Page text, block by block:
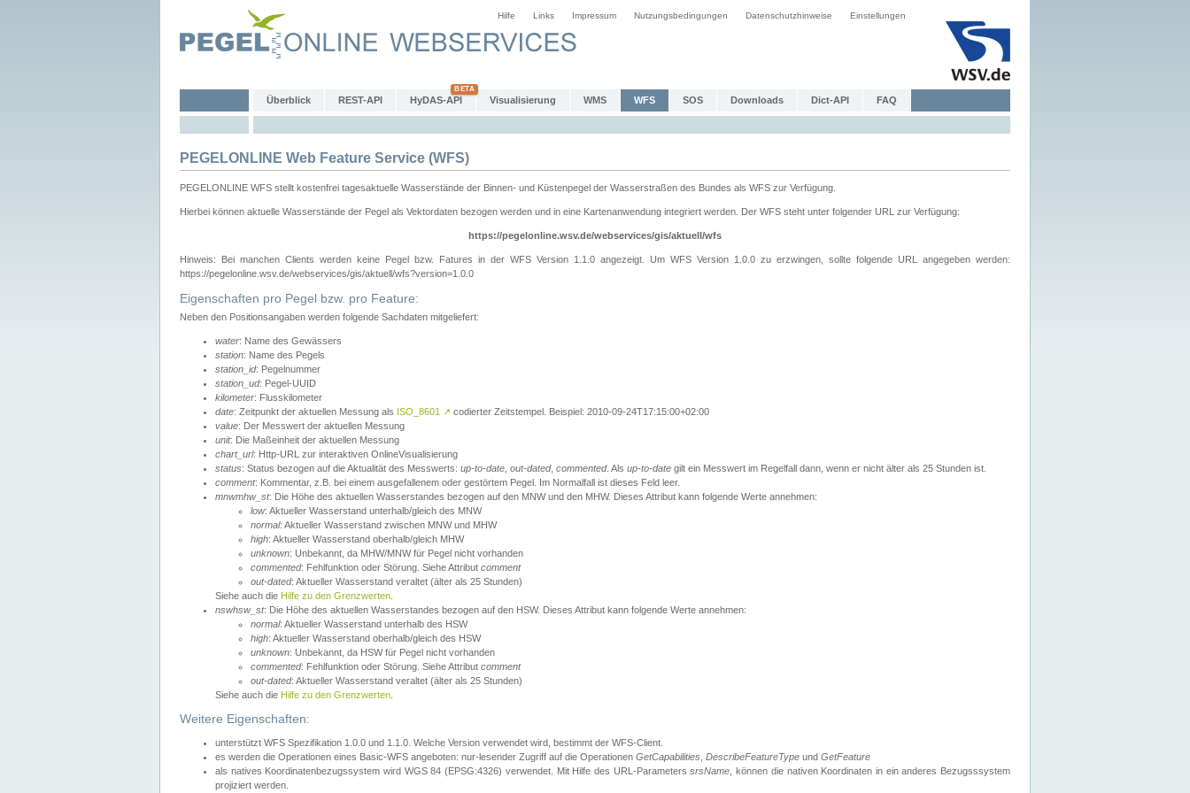
Hilfe Links Impressum Nutzungsbedingungen Datenschutzhinweise Einstellungen
Überblick REST-API HyDAS-API Visualisierung WMS WFS SOS Downloads Dict-API FAQ
PEGELONLINE Web Feature Service (WFS)
PEGELONLINE WFS stellt kostenfrei tagesaktuelle Wasserstände der Binnen- und Küstenpegel der Wasserstraßen des Bundes als WFS zur Verfügung.
Hierbei können aktuelle Wasserstände der Pegel als Vektordaten bezogen werden und in eine Kartenanwendung integriert werden. Der WFS steht unter folgender URL zur Verfügung:
https://pegelonline.wsv.de/webservices/gis/aktuell/wfs
Hinweis: Bei manchen Clients werden keine Pegel bzw. Fatures in der WFS Version 1.1.0 angezeigt. Um WFS Version 1.0.0 zu erzwingen, sollte folgende URL angegeben werden:
https://pegelonline.wsv.de/webservices/gis/aktuell/wfs?version=1.0.0
Eigenschaften pro Pegel bzw. pro Feature:
Neben den Positionsangaben werden folgende Sachdaten mitgeliefert:
water: Name des Gewässers
station: Name des Pegels
station_id: Pegelnummer
station_ud: Pegel-UUID
kilometer: Flusskilometer
date: Zeitpunkt der aktuellen Messung als ISO_8601 ↗ codierter Zeitstempel. Beispiel: 2010-09-24T17:15:00+02:00
value: Der Messwert der aktuellen Messung
unit: Die Maßeinheit der aktuellen Messung
chart_url: Http-URL zur interaktiven OnlineVisualisierung
status: Status bezogen auf die Aktualität des Messwerts: up-to-date out-dated, commented. Als up-to-date gilt ein Messwert im Regelfall dann, wenn er nicht älter als 25 Stunden ist.
comment: Kommentar, z.B. bei einem ausgefallenem oder gestörtem Pegel. Im Normalfall ist dieses Feld leer.
mnwmhw_st: Die Höhe des aktuellen Wasserstandes bezogen auf den MNW und den MHW. Dieses Attribut kann folgende Werte annehmen:
low: Aktueller Wasserstand unterhalb/gleich des MNW
normal: Aktueller Wasserstand zwischen MNW und MHW
high: Aktueller Wasserstand oberhalb/gleich MHW
unknown: Unbekannt, da MHW/MNW für Pegel nicht vorhanden
commented: Fehlfunktion oder Störung. Siehe Attribut comment
out-dated: Aktueller Wasserstand veraltet (älter als 25 Stunden)
Siehe auch die Hilfe zu den Grenzwerten
nswhsw_st: Die Höhe des aktuellen Wasserstandes bezogen auf den HSW. Dieses Attribut kann folgende Werte annehmen:
normal: Aktueller Wasserstand unterhalb des HSW
high: Aktueller Wasserstand oberhalb/gleich des HSW
unknown: Unbekannt, da HSW für Pegel nicht vorhanden
commented: Fehlfunktion oder Störung. Siehe Attribut comment
out-dated: Aktueller Wasserstand veraltet (älter als 25 Stunden)
Siehe auch die Hilfe zu den Grenzwerten
Weitere Eigenschaften:
unterstützt WFS Spezifikation 1.0.0 und 1.1.0. Welche Version verwendet wird, bestimmt der WFS-Client.
es werden die Operationen eines Basic-WFS angeboten: nur-lesender Zugriff auf die Operationen GetCapabilities DescribeFeatureType und GetFeature
als natives Koordinatenbezugssystem wird WGS 84 (EPSG:4326) verwendet. Mit Hilfe des URL-ParameterssrsName , können die nativen Koordinaten in ein anderes Bezugsssystem
projiziert werden.